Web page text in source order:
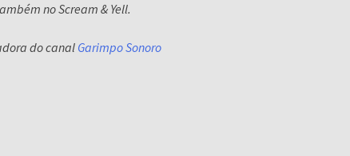
no Scream & Yell.
do canalGarimpo Sonoro